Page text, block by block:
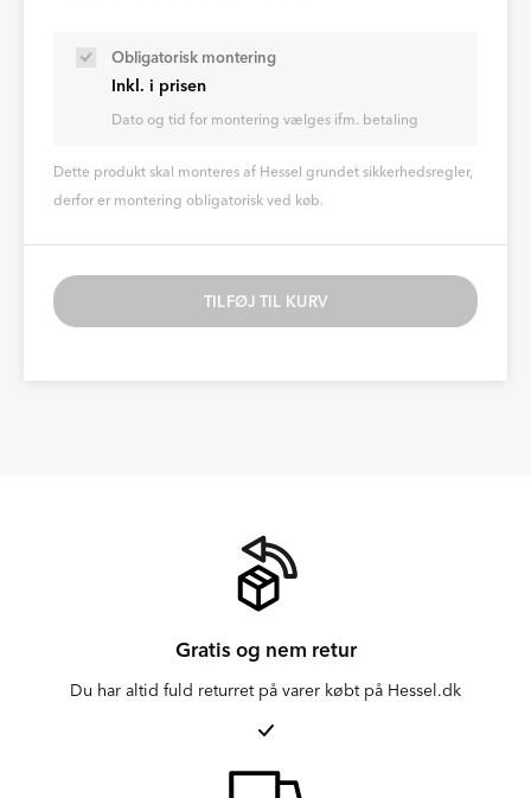
Obligatorisk montering
Inkl. i prisen
Dato og tid for montering vælges ifm. betaling
Dette produkt skal monteres af Hessel grundet sikkerhedsregler,
derfor er montering obligatorisk ved køb.
TILFØJ TIL KURV
Gratis og nem retur
Du har altid fuld returret på varer købt på Hessel.dk